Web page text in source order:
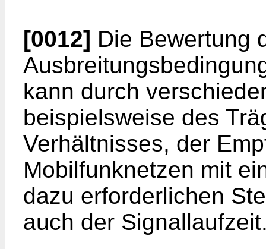
[0012] Die Bewertung
kann durch
beispielsweise des
Verhältnisses, der
Mobilfunknetzen mit
dazu erforderlichen
auch der